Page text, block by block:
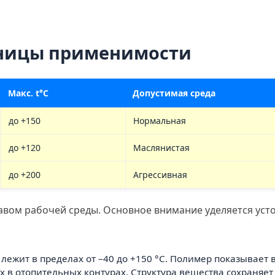
применимости
Макс. t°C Допустимая среда
до +150 Нормальная
до +120 Маслянистая
до +200 Агрессивная
рабочей среды. Основное внимание уделяется
в пределах от –40 до +150 °С. Полимер показывает
отопительных контурах. Структура вещества